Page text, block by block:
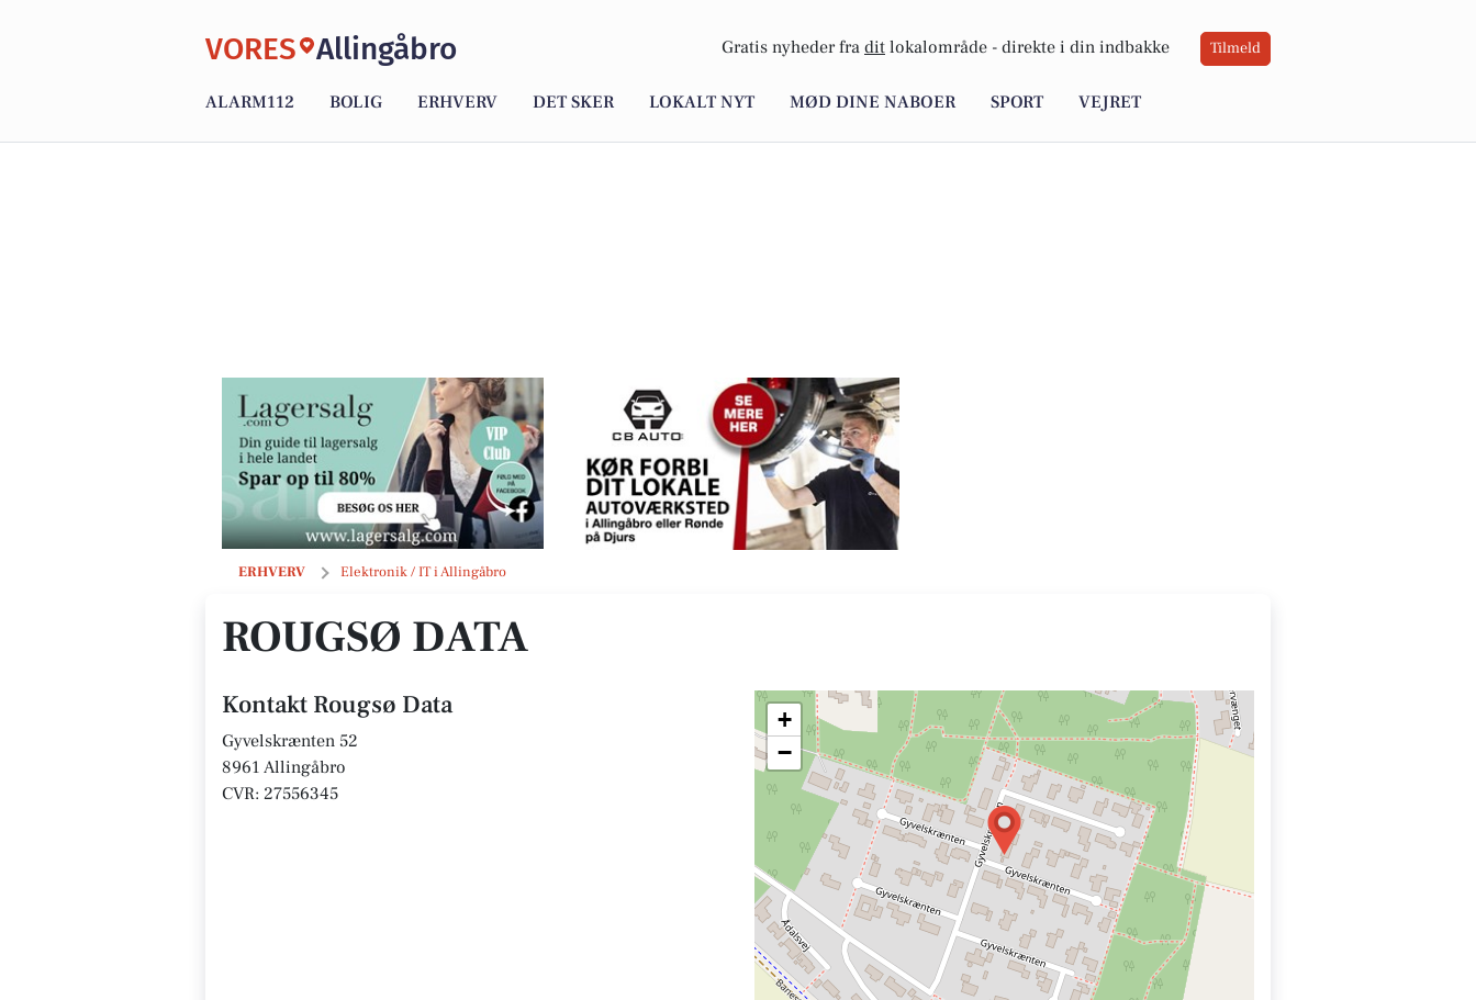
VORES Allingåbro Gratis nyheder fra dit lokalområde - direkte i din indbakke Tilmeld
ALARM112 BOLIG ERHVERV DET SKER LOKALT NYT MØD DINE NABOER SPORT VEJRET
ERHVERV Elektronik / IT i Allingåbro
Rougsø Data
ROUGSØ DATA
Kontakt Rougsø Data
Gyvelskrænten 52
8961 Allingåbro
CVR: 27556345
+
−